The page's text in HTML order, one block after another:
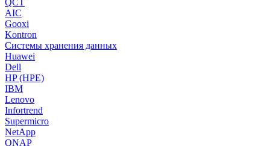
QCT
AIC
Gooxi
Kontron
Системы хранения данных
Huawei
Dell
HP (HPE)
IBM
Lenovo
Infortrend
Supermicro
NetApp
QNAP